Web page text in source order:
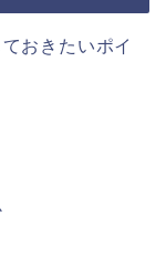
おきたいポイ